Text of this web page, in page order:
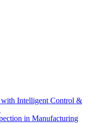
Intelligent Control &
in Manufacturing